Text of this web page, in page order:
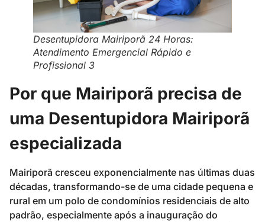
Desentupidora Mairiporã 24 Horas:
Atendimento Emergencial Rápido e
Profissional 3
Por que Mairiporã precisa de
uma Desentupidora Mairiporã
especializada
Mairiporã cresceu exponencialmente nas últimas duas
décadas, transformando-se de uma cidade pequena e
rural em um polo de condomínios residenciais de alto
padrão, especialmente após a inauguração do